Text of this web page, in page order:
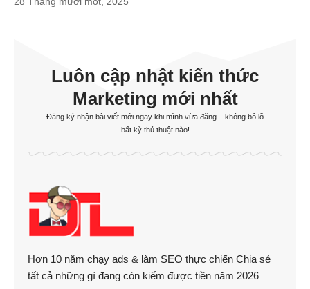
Luôn cập nhật kiến thức
Marketing mới nhất
Đăng ký nhận bài viết mới ngay khi mình vừa đăng – không bỏ lỡ
bất kỳ thủ thuật nào!
Hơn 10 năm chạy ads & làm SEO thực chiến Chia sẻ
tất cả những gì đang còn kiếm được tiền năm 2026